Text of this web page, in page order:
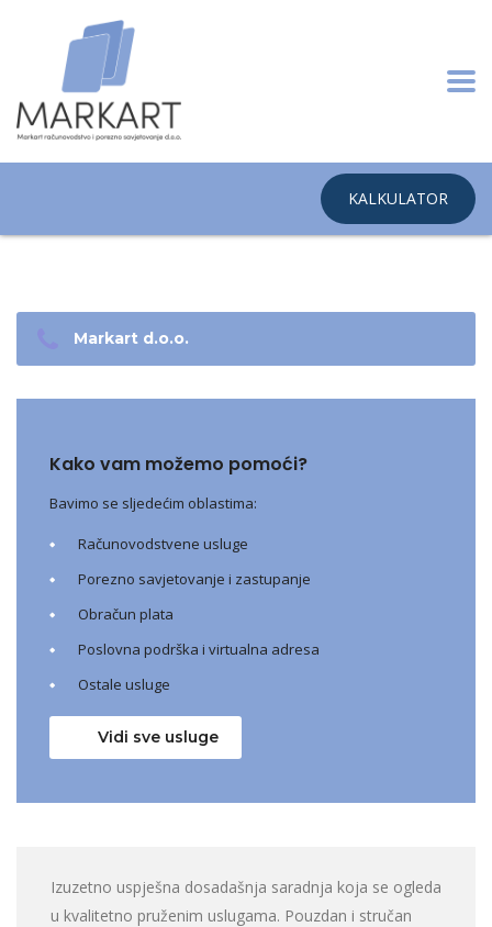
KALKULATOR
Markart d.o.o.
Kako vam možemo pomoći?
Bavimo se sljedećim oblastima:
Računovodstvene usluge
Porezno savjetovanje i zastupanje
Obračun plata
Poslovna podrška i virtualna adresa
Ostale usluge
Vidi sve usluge
Izuzetno uspješna dosadašnja saradnja koja se ogleda
u kvalitetno pruženim uslugama. Pouzdan i stručan